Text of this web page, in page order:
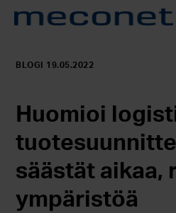
BLOGI 19.05.2022
Huomioi
säästät aikaa,
ympäristöä